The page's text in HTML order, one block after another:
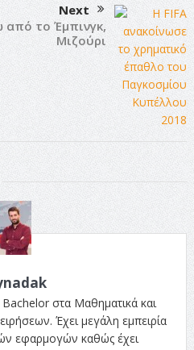
Next
από το Έμπινγκ,
Μιζούρι
στα Μαθηματικά και
Έχει μεγάλη εμπειρία
εφαρμογών καθώς έχει